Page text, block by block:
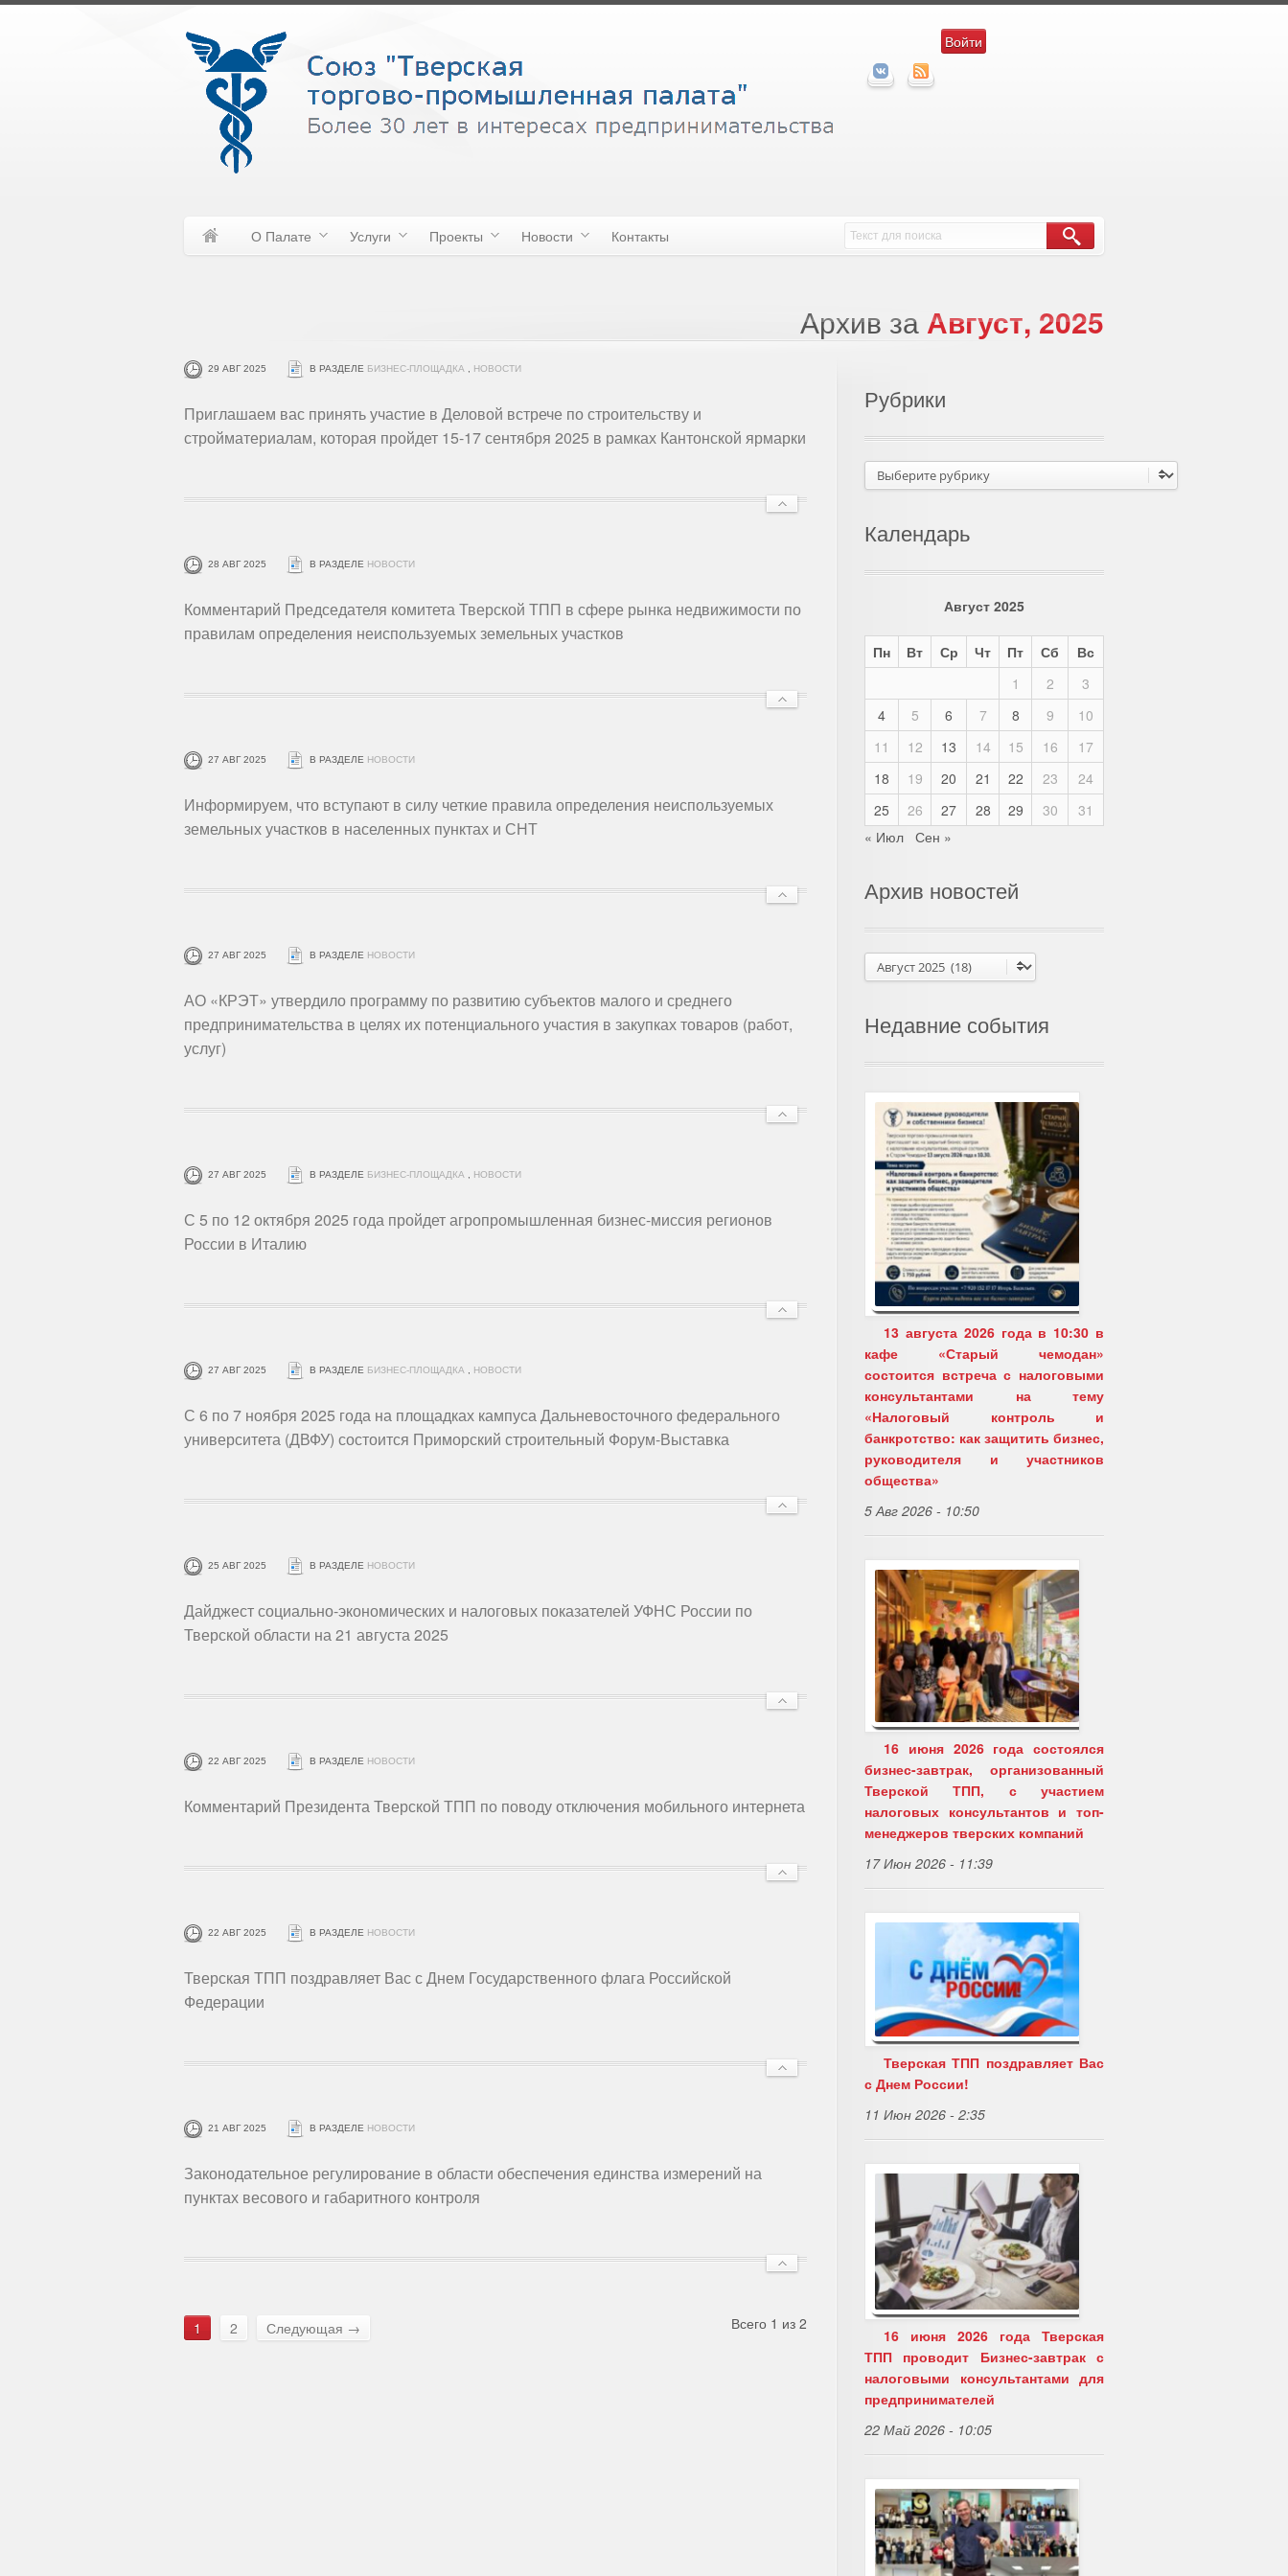
Войти
О Палате Услуги Проекты Новости Контакты
Архив за Август, 2025
29 АВГ 2025 В РАЗДЕЛЕ БИЗНЕС-ПЛОЩАДКА НОВОСТИ
Приглашаем вас принять участие в Деловой встрече по строительству и
стройматериалам, которая пройдет 15-17 сентября 2025 в рамках Кантонской ярмарки
28 АВГ 2025 В РАЗДЕЛЕ НОВОСТИ
Комментарий Председателя комитета Тверской ТПП в сфере рынка недвижимости по
правилам определения неиспользуемых земельных участков
27 АВГ 2025 В РАЗДЕЛЕ НОВОСТИ
Информируем, что вступают в силу четкие правила определения неиспользуемых
земельных участков в населенных пунктах и СНТ
27 АВГ 2025 В РАЗДЕЛЕ НОВОСТИ
АО «КРЭТ» утвердило программу по развитию субъектов малого и среднего
предпринимательства в целях их потенциального участия в закупках товаров (работ,
услуг)
27 АВГ 2025 В РАЗДЕЛЕ БИЗНЕС-ПЛОЩАДКА НОВОСТИ
С 5 по 12 октября 2025 года пройдет агропромышленная бизнес-миссия регионов
России в Италию
27 АВГ 2025 В РАЗДЕЛЕ БИЗНЕС-ПЛОЩАДКА НОВОСТИ
С 6 по 7 ноября 2025 года на площадках кампуса Дальневосточного федерального
университета (ДВФУ) состоится Приморский строительный Форум-Выставка
25 АВГ 2025 В РАЗДЕЛЕ НОВОСТИ
Дайджест социально-экономических и налоговых показателей УФНС России по
Тверской области на 21 августа 2025
22 АВГ 2025 В РАЗДЕЛЕ НОВОСТИ
Комментарий Президента Тверской ТПП по поводу отключения мобильного интернета
22 АВГ 2025 В РАЗДЕЛЕ НОВОСТИ
Тверская ТПП поздравляет Вас с Днем Государственного флага Российской
Федерации
21 АВГ 2025 В РАЗДЕЛЕ НОВОСТИ
Законодательное регулирование в области обеспечения единства измерений на
пунктах весового и габаритного контроля
1 2 Следующая → Всего 1 из 2
Рубрики
Рубрики
Календарь
Август 2025
Пн Вт Ср Чт Пт Сб
Вс
1
2
3
4
5 6 7 8 9
10
11
12 13 14 15 16
17
18
19 20 21 22 23
24
25
26 27 28 29 30
31
« Июл Сен »
Архив новостей
Архив
новостей
Недавние события
13 августа 2026 года в 10:30 в
кафе «Старый чемодан»
состоится встреча с налоговыми
консультантами на тему
«Налоговый контроль и
банкротство: как защитить бизнес,
руководителя и участников
общества»
5 Авг 2026 - 10:50
16 июня 2026 года состоялся
бизнес-завтрак, организованный
Тверской ТПП, с участием
налоговых консультантов и топ-
менеджеров тверских компаний
17 Июн 2026 - 11:39
Тверская ТПП поздравляет Вас
с Днем России!
11 Июн 2026 - 2:35
16 июня 2026 года Тверская
ТПП проводит Бизнес-завтрак с
налоговыми консультантами для
предпринимателей
22 Май 2026 - 10:05